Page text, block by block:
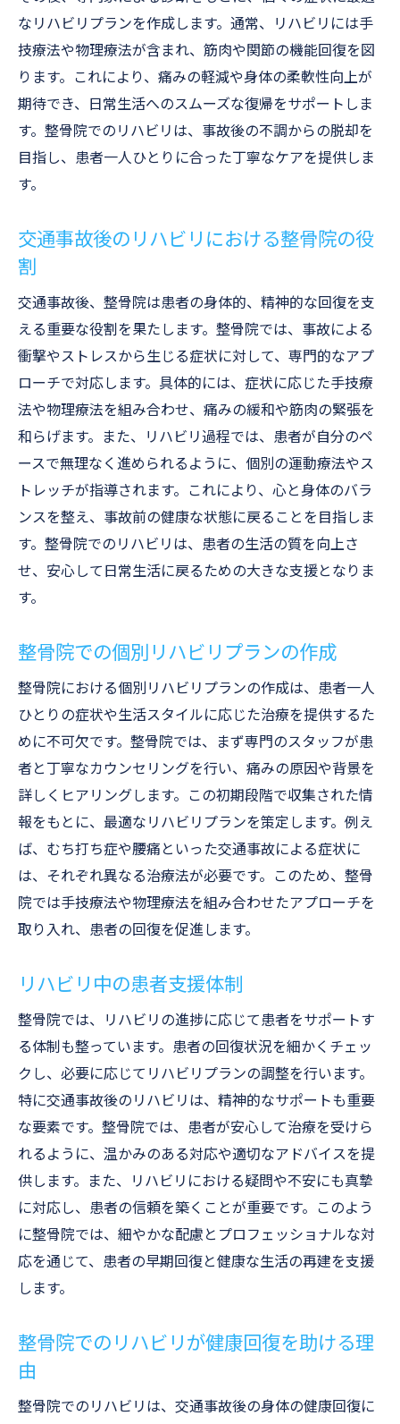
なリハビリプランを作成します。通常、リハビリには手
技療法や物理療法が含まれ、筋肉や関節の機能回復を図
ります。これにより、痛みの軽減や身体の柔軟性向上が
期待でき、日常生活へのスムーズな復帰をサポートしま
す。整骨院でのリハビリは、事故後の不調からの脱却を
目指し、患者一人ひとりに合った丁寧なケアを提供しま
す。
交通事故後のリハビリにおける整骨院の役
割
交通事故後、整骨院は患者の身体的、精神的な回復を支
える重要な役割を果たします。整骨院では、事故による
衝撃やストレスから生じる症状に対して、専門的なアプ
ローチで対応します。具体的には、症状に応じた手技療
法や物理療法を組み合わせ、痛みの緩和や筋肉の緊張を
和らげます。また、リハビリ過程では、患者が自分のペ
ースで無理なく進められるように、個別の運動療法やス
トレッチが指導されます。これにより、心と身体のバラ
ンスを整え、事故前の健康な状態に戻ることを目指しま
す。整骨院でのリハビリは、患者の生活の質を向上さ
せ、安心して日常生活に戻るための大きな支援となりま
す。
整骨院での個別リハビリプランの作成
整骨院における個別リハビリプランの作成は、患者一人
ひとりの症状や生活スタイルに応じた治療を提供するた
めに不可欠です。整骨院では、まず専門のスタッフが患
者と丁寧なカウンセリングを行い、痛みの原因や背景を
詳しくヒアリングします。この初期段階で収集された情
報をもとに、最適なリハビリプランを策定します。例え
ば、むち打ち症や腰痛といった交通事故による症状に
は、それぞれ異なる治療法が必要です。このため、整骨
院では手技療法や物理療法を組み合わせたアプローチを
取り入れ、患者の回復を促進します。
リハビリ中の患者支援体制
整骨院では、リハビリの進捗に応じて患者をサポートす
る体制も整っています。患者の回復状況を細かくチェッ
クし、必要に応じてリハビリプランの調整を行います。
特に交通事故後のリハビリは、精神的なサポートも重要
な要素です。整骨院では、患者が安心して治療を受けら
れるように、温かみのある対応や適切なアドバイスを提
供します。また、リハビリにおける疑問や不安にも真摯
に対応し、患者の信頼を築くことが重要です。このよう
に整骨院では、細やかな配慮とプロフェッショナルな対
応を通じて、患者の早期回復と健康な生活の再建を支援
します。
整骨院でのリハビリが健康回復を助ける理
由
整骨院でのリハビリは、交通事故後の身体の健康回復に